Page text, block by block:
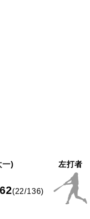
一) 左打者
(22/136)